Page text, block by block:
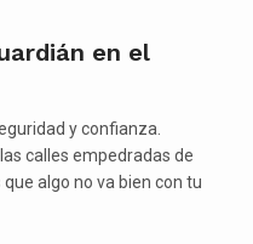
en el
y confianza.
calles empedradas de
algo no va bien con tu